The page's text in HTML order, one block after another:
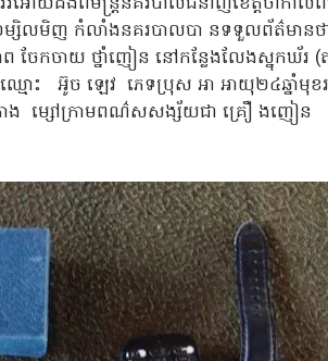
សិលមិញ កំលាំងនគរបាលបា នទទួលព័ត៌មានថ
ព ចែកចាយ ថ្នាំញៀន នៅកន្លែងលែងស្នុកឃ័រ
ោះ អ៊ូច ឡេវ ភេទប្រុស អា អាយុ២៤ឆ្នាំមុខ
តាង ម្សៅក្រាមពណ៌សសង្ស័យជា គ្រឿ ងញៀន